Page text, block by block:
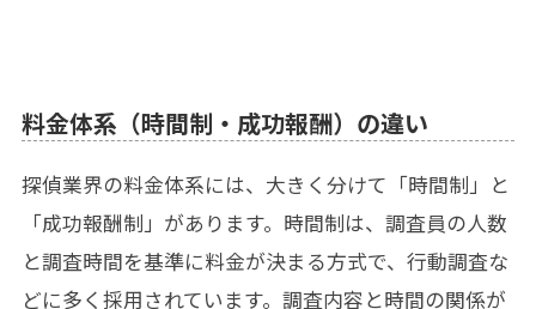
料金体系（時間制・成功報酬）の違い
探偵業界の料金体系には、大きく分けて「時間制」と
「成功報酬制」があります。時間制は、調査員の人数
と調査時間を基準に料金が決まる方式で、行動調査な
どに多く採用されています。調査内容と時間の関係が